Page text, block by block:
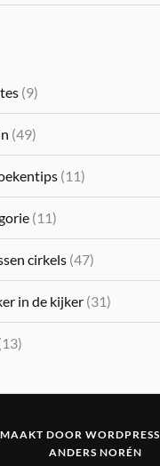
(9)
(49)
(11)
(11)
cirkels (47)
in de kijker (31)
DOOR WORDPRESS
ANDERS NORÉN